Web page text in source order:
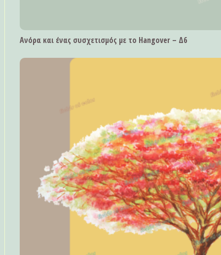
Ανόρα και ένας συσχετισμός με το Hangover – Δ6